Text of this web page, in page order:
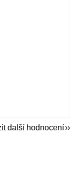
další hodnocení